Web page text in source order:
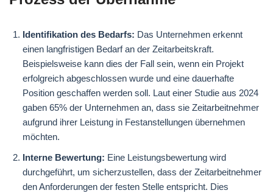
Identifikation des Bedarfs: Das Unternehmen erkennt
einen langfristigen Bedarf an der Zeitarbeitskraft.
Beispielsweise kann dies der Fall sein, wenn ein Projekt
erfolgreich abgeschlossen wurde und eine dauerhafte
Position geschaffen werden soll. Laut einer Studie aus 2024
gaben 65% der Unternehmen an, dass sie Zeitarbeitnehmer
aufgrund ihrer Leistung in Festanstellungen übernehmen
möchten.
Interne Bewertung: Eine Leistungsbewertung wird
durchgeführt, um sicherzustellen, dass der Zeitarbeitnehmer
den Anforderungen der festen Stelle entspricht. Dies